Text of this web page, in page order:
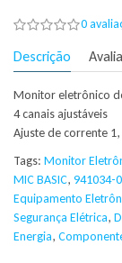
0
Descrição
Monitor eletrônico
4 canais ajustáveis
Ajuste de corrente 1,
Tags: Monitor
MIC BASIC, 941034-
Equipamento
Segurança Elétrica,
Energia,